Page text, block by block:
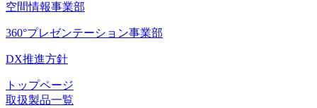
空間情報事業部
360°プレゼンテーション事業部
DX推進方針
トップページ
取扱製品一覧